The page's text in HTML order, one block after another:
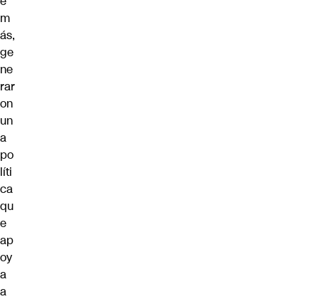
m
ás,
ge
ne
rar
on
un
a
po
líti
ca
qu
e
ap
oy
a
a